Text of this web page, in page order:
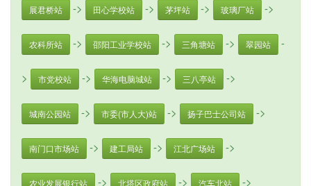
展君桥站 -> 田心学校站 -> 茅坪站 -> 玻璃厂站 ->
农科所站 -> 邵阳工业学校站 -> 三角塘站 -> 翠园站 -
> 市党校站 -> 华海电脑城站 -> 三八亭站 ->
城南公园站 -> 市委(市人大)站 -> 扬子巴士公司站 ->
南门口市场站 -> 建工局站 -> 江北广场站 ->
农业发展银行站 -> 北塔区政府站 -> 汽车北站 ->